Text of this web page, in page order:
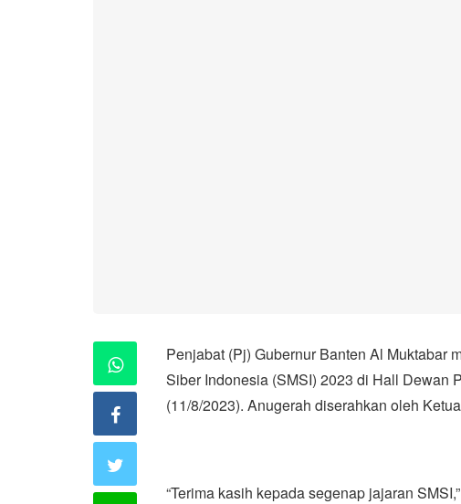
Penjabat (Pj) Gubernur Banten Al Muktabar
Siber Indonesia (SMSI) 2023 di Hall Dewan
(11/8/2023). Anugerah diserahkan oleh
“Terima kasih kepada segenap jajaran